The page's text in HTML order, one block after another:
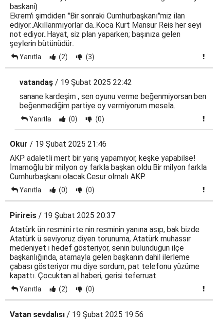
baskani)
Ekrem'i şimdiden "Bir sonraki Cumhurbaşkanı"miz ilan
ediyor..Akıllanmıyorlar da..Koca Kurt Mansur Reis her seyi
not ediyor..Hayat, siz plan yaparken; başınıza gelen
şeylerin bütünüdür..
Yanıtla (2) (3)
vatandaş / 19 Şubat 2025 22:42
sanane kardeşim , sen oyunu verme beğenmiyorsan.ben
beğenmediğim partiye oy vermiyorum mesela.
Yanıtla (0) (0)
Okur / 19 Şubat 2025 21:46
AKP adaletli mert bir yarış yapamıyor, keşke yapabilse!
İmamoğlu bir milyon oy farkla başkan oldu.Bir milyon farkla
Cumhurbaşkanı olacak.Cesur olmalı AKP.
Yanıtla (0) (0)
Pirireis / 19 Şubat 2025 20:37
Atatürk ün resmini rte nin resminin yanına asıp, bak bizde
Atatürk ü seviyoruz diyen torunuma, Atatürk muhassır
medeniyet i hedef gösteriyor, senin bulunduğun ilçe
başkanlığında, atamayla gelen başkanın dahil ilerleme
çabası gösteriyor mu diye sordum, pat telefonu yüzüme
kapattı. Çocuktan al haberi, gerisi teferruat.
Yanıtla (2) (0)
Vatan sevdalısı / 19 Şubat 2025 19:56